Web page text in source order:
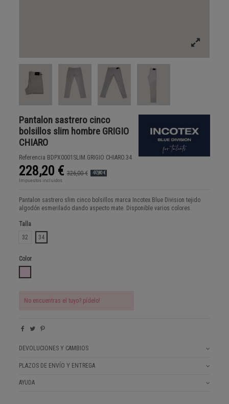
Pantalon sastrero cinco
bolsillos slim hombre GRIGIO
CHIARO
Referencia BDPX0001SLIM.GRIGIO CHIARO.34
228,20 € 326,00 € -97,80 €
Impuestos incluidos
Pantalon sastrero slim cinco bolsillos marca Incotex Blue Division tejido
algodón esmerilado dando aspecto mate. Disponible varios colores.
Talla
32
34
Color
No encuentras el tuyo? pídelo!
DEVOLUCIONES Y CAMBIOS
PLAZOS DE ENVÍO Y ENTREGA
AYUDA